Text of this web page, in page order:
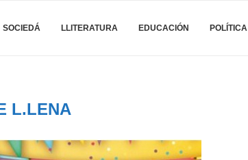
SOCIEDÁ LLITERATURA EDUCACIÓN POLÍTICA
L.LENA